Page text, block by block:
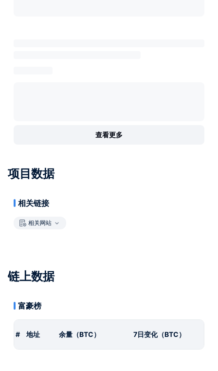
查看更多
项目数据
相关链接
相关网站
链上数据
富豪榜
# 地址 余量（BTC） 7日变化（BTC）